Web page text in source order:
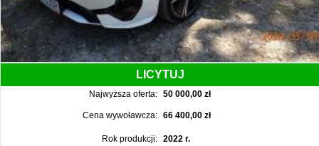
LICYTUJ
Najwyższa oferta: 50 000,00 zł
Cena wywoławcza: 66 400,00 zł
Rok produkcji:
2022 r.